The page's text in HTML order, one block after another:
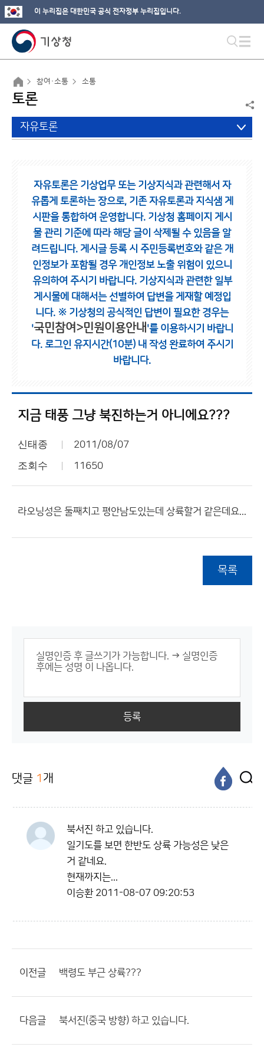
이 누리집은 대한민국 공식 전자정부 누리집입니다.
참여·소통 소통
토론
자유토론
자유토론은 기상업무 또는 기상지식과 관련해서 자
유롭게 토론하는 장으로, 기존 자유토론과 지식샘 게
시판을 통합하여 운영합니다. 기상청 홈페이지 게시
물 관리 기준에 따라 해당 글이 삭제될 수 있음을 알
려드립니다. 게시글 등록 시 주민등록번호와 같은 개
인정보가 포함될 경우 개인정보 노출 위험이 있으니
유의하여 주시기 바랍니다. 기상지식과 관련한 일부
게시물에 대해서는 선별하여 답변을 게재할 예정입
니다. ※ 기상청의 공식적인 답변이 필요한 경우는
'국민참여>민원이용안내 '를 이용하시기 바랍니
다. 로그인 유지시간(10분) 내 작성 완료하여 주시기
바랍니다.
지금 태풍 그냥 북진하는거 아니에요???
신태종 2011/08/07
조회수 11650
라오닝성은 둘째치고 평안남도있는데 상륙할거 같은데요...
목록
등록
댓글 1 개
북서진 하고 있습니다.
일기도를 보면 한반도 상륙 가능성은 낮은
거 같네요.
현재까지는...
이승환 2011-08-07 09:20:53
이전글 백령도 부근 상륙???
다음글 북서진(중국 방향) 하고 있습니다.